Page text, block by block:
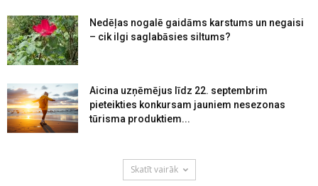
Nedēļas nogalē gaidāms karstums un negaisi
– cik ilgi saglabāsies siltums?
Aicina uzņēmējus līdz 22. septembrim
pieteikties konkursam jauniem nesezonas
tūrisma produktiem...
Skatīt vairāk